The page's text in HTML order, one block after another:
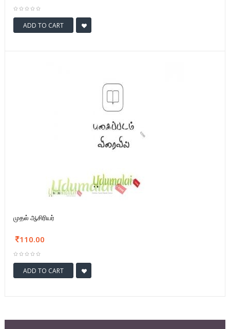
ADD TO CART
முதல் ஆசிரியர்
110.00
ADD TO CART